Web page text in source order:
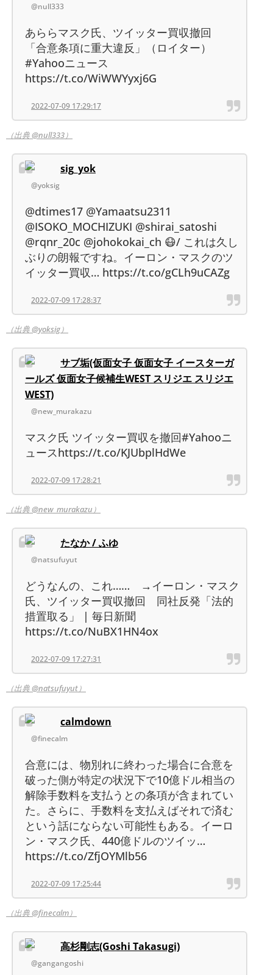
@null333
あららマスク氏、ツイッター買収撤回
「合意条項に重大違反」（ロイター）
#Yahooニュース
https://t.co/WiWWYyxj6G
2022-07-09 17:29:17
（出典 @null333）
sig_yok
@yoksig
@dtimes17 @Yamaatsu2311
@ISOKO_MOCHIZUKI @shirai_satoshi
@rqnr_20c @johokokai_ch 😷/ これは久し
ぶりの朗報ですね。イーロン・マスクのツ
イッター買収… https://t.co/gCLh9uCAZg
2022-07-09 17:28:37
（出典 @yoksig）
サブ垢(仮面女子 仮面女子 イースターガ
ールズ 仮面女子候補生WEST スリジエ スリジエ
WEST)
@new_murakazu
マスク氏 ツイッター買収を撤回#Yahooニ
ュースhttps://t.co/KJUbplHdWe
2022-07-09 17:28:21
（出典 @new_murakazu）
たなか / ふゆ
@natsufuyut
どうなんの、これ…… →イーロン・マスク
氏、ツイッター買収撤回 同社反発「法的
措置取る」 | 毎日新聞
https://t.co/NuBX1HN4ox
2022-07-09 17:27:31
（出典 @natsufuyut）
calmdown
@finecalm
合意には、物別れに終わった場合に合意を
破った側が特定の状況下で10億ドル相当の
解除手数料を支払うとの条項が含まれてい
た。さらに、手数料を支払えばそれで済む
という話にならない可能性もある。イーロ
ン・マスク氏、440億ドルのツイッ…
https://t.co/ZfjOYMlb56
2022-07-09 17:25:44
（出典 @finecalm）
高杉剛志(Goshi Takasugi)
@gangangoshi